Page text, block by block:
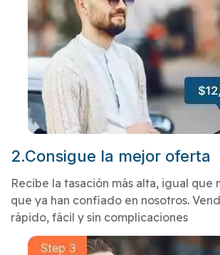
2.Consigue la mejor oferta
Recibe la tasación más alta, igual que
que ya han confiado en nosotros.
rápido, fácil y sin complicaciones